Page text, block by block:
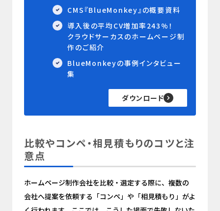
CMS『BlueMonkey』の概要資料
導入後の平均CV増加率243%！
クラウドサーカスのホームページ制
作のご紹介
BlueMonkeyの事例インタビュー
集
ダウンロード
比較やコンペ・相見積もりのコツと注
意点
ホームページ制作会社を比較・選定する際に、複数の
会社へ提案を依頼する「コンペ」や「相見積もり」がよ